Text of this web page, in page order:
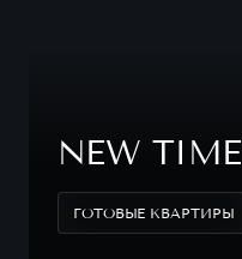
NEW TIME
ГОТОВЫЕ КВАРТИРЫ